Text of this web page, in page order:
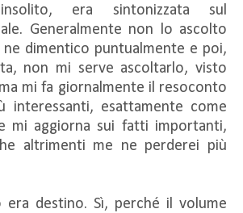
era sintonizzata sul
Generalmente non lo ascolto
ne dimentico puntualmente e poi,
non mi serve ascoltarlo, visto
mi fa giornalmente il resoconto
interessanti, esattamente come
mi aggiorna sui fatti importanti,
altrimenti me ne perderei più
era destino. Sì, perché il volume